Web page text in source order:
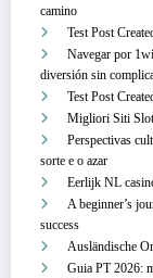
camino
Test Post
Navegar por
diversión sin
Test Post
Migliori Siti Slot
Perspectivas
sorte e o azar
Eerlijk NL
A beginner’s
success
Ausländische
Guia PT 2026: